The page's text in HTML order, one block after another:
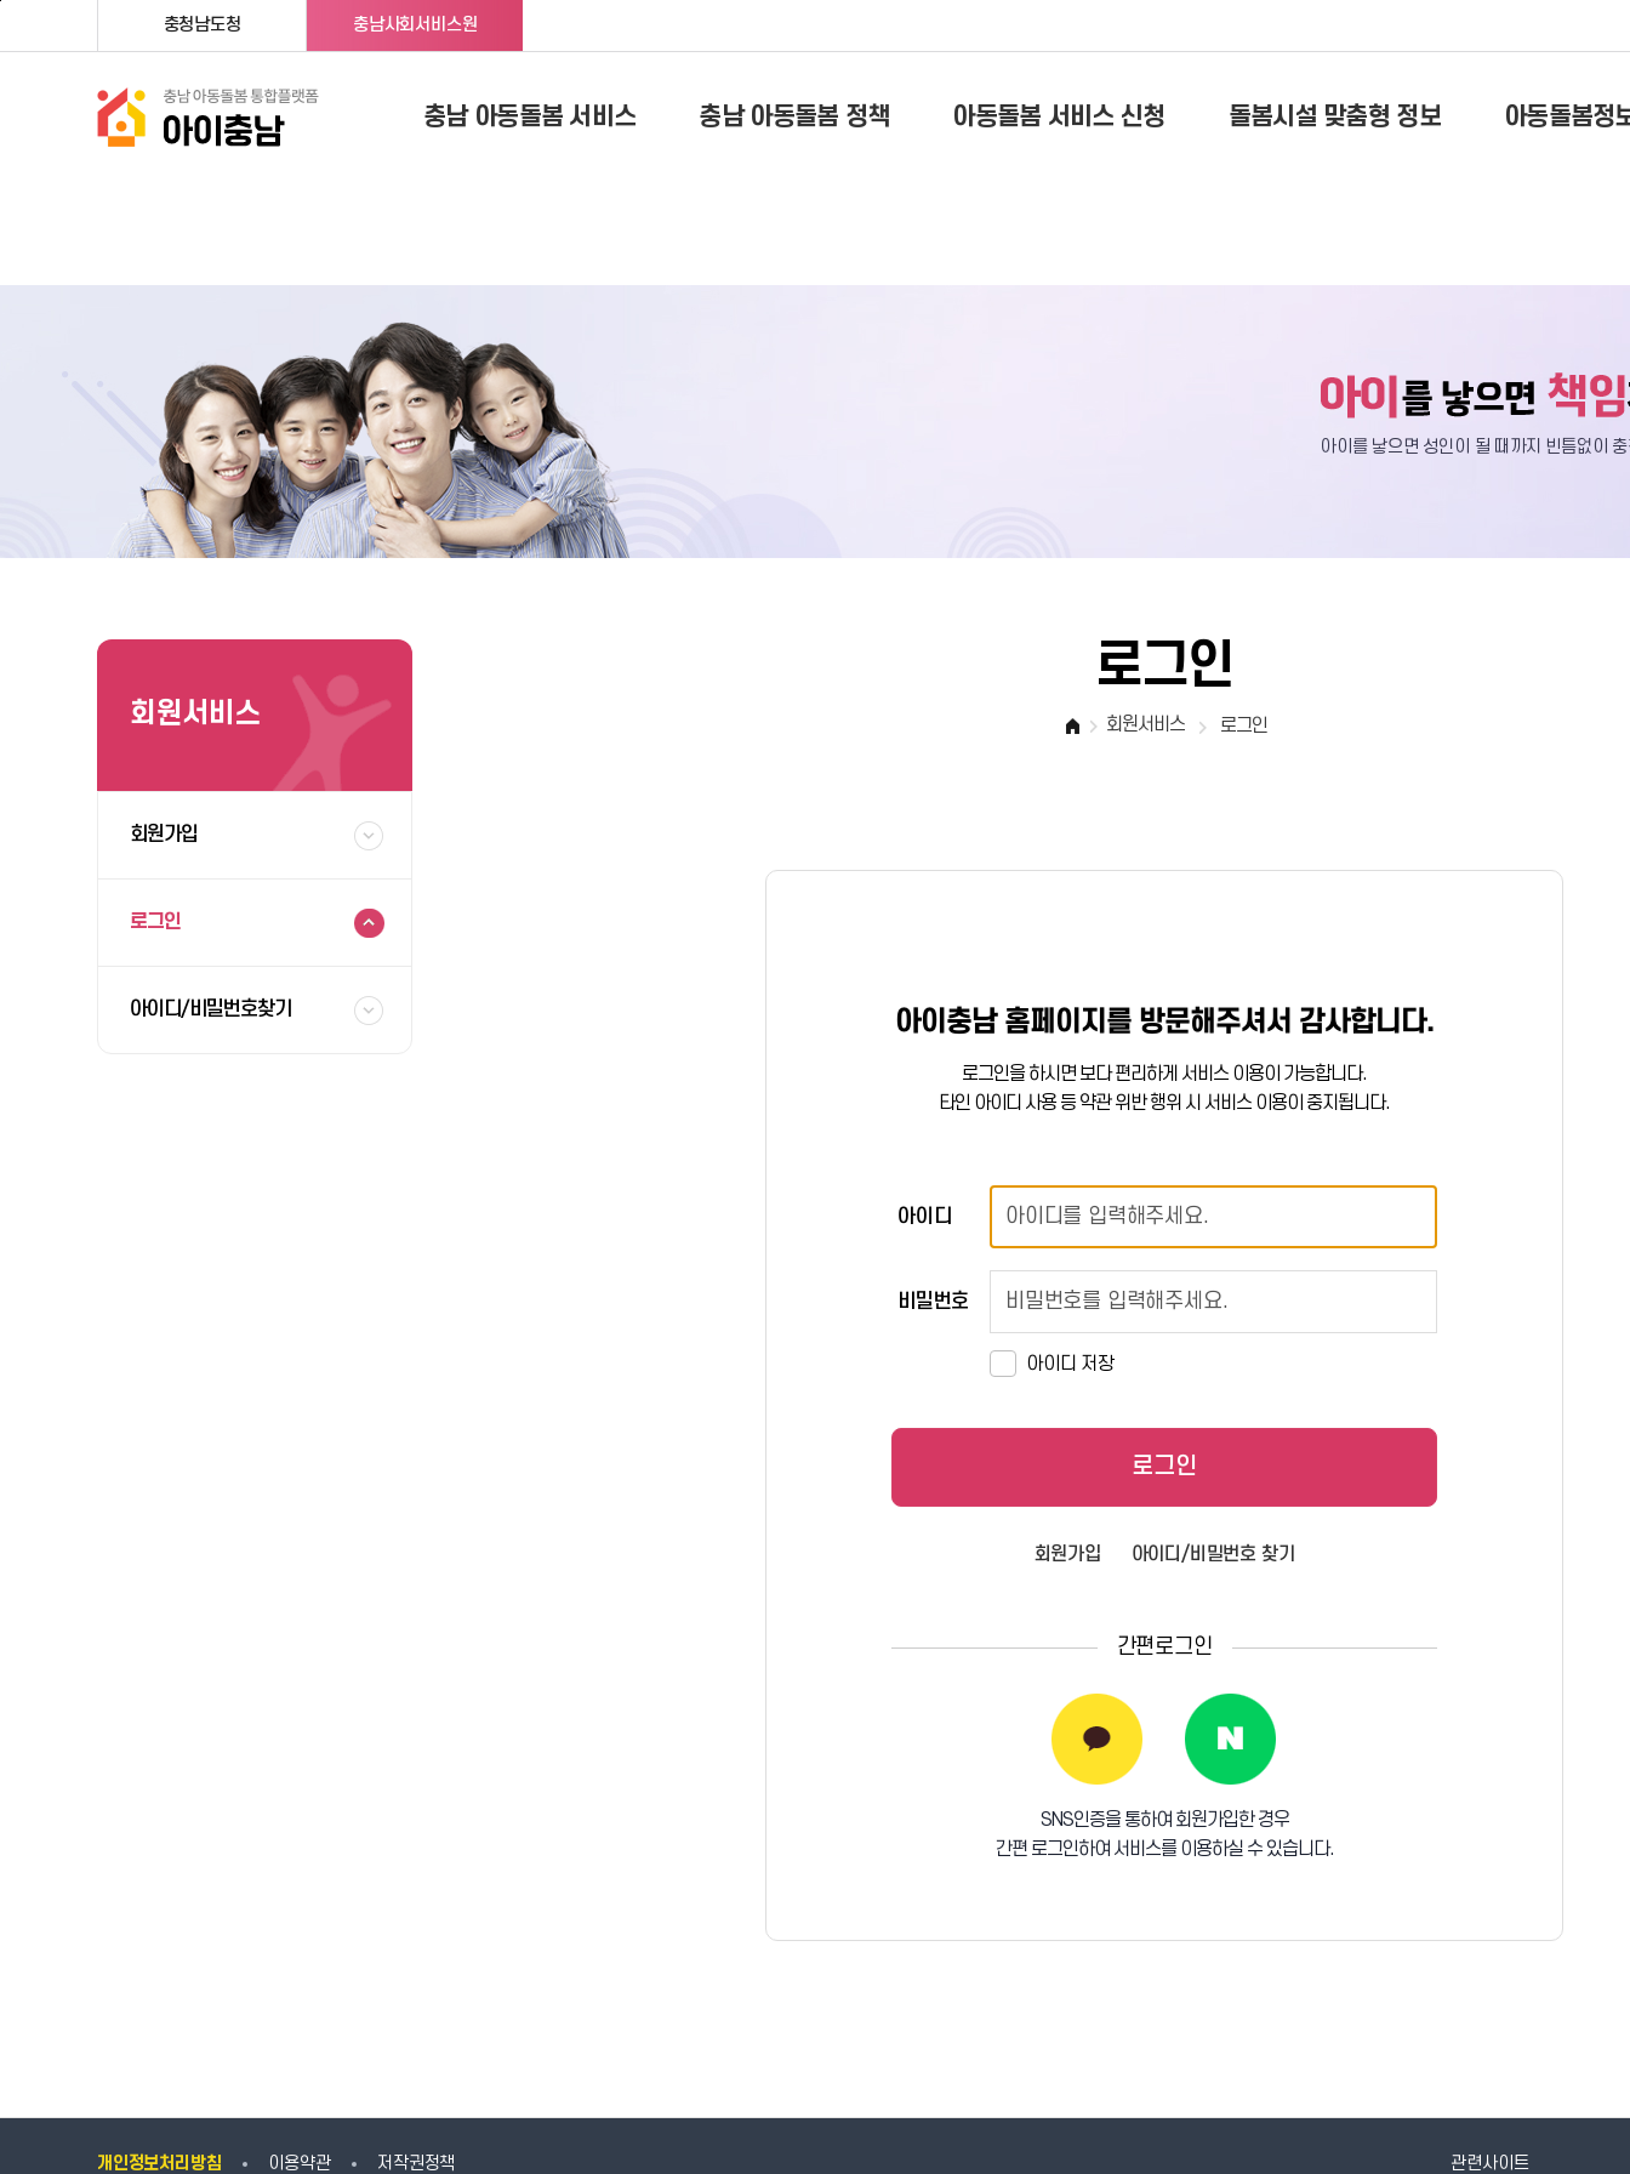
충청남도청 충남사회서비스원
충남 아동돌봄 서비스 충남 아동돌봄 정책 아동돌봄 서비스 신청 돌봄시설 맞춤형 정보 아동돌봄정
아이를 낳으면 성인이 될 때까지 빈틈없이
로그인
회원서비스 로그인
회원서비스
회원가입
로그인
아이디/비밀번호찾기 아이충남 홈페이지를 방문해주셔서 감사합니다.
로그인을 하시면 보다 편리하게 서비스 이용이 가능합니다.
타인 아이디 사용 등 약관 위반 행위 시 서비스 이용이 중지됩니다.
아이디
비밀번호
아이디 저장
로그인
회원가입 아이디/비밀번호 찾기
간편로그인
SNS인증을 통하여 회원가입한 경우
간편 로그인하여 서비스를 이용하실 수 있습니다.
개인정보처리방침 이용약관 저작권정책